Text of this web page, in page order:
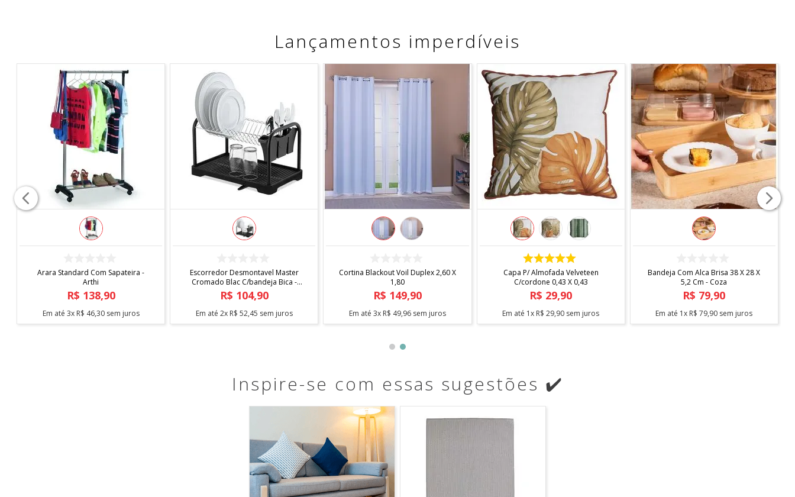
Lançamentos imperdíveis
Arara Standard Com Sapateira -
Arthi
R$ 138,90
Em até 3x R$ 46,30sem juros
Escorredor Desmontavel Master
Cromado Blac C/bandeja Bica -
Arthi
R$ 104,90
Em até 2x R$ 52,45 sem juros
Cortina Blackout Voil Duplex 2,60 X
1,80
R$ 149,90
Em até 3x R$ 49,96sem juros
COMPRAR
Capa P/ Almofada Velveteen
C/cordone 0,43 X 0,43
R$ 29,90
Em até 1x R$ 29,90 sem juros
Bandeja Com Alca Brisa 38 X 28 X
5,2 Cm - Coza
R$ 79,90
Em até 1x R$ 79,90 sem juros
Inspire-se com essas sugestões ✔️